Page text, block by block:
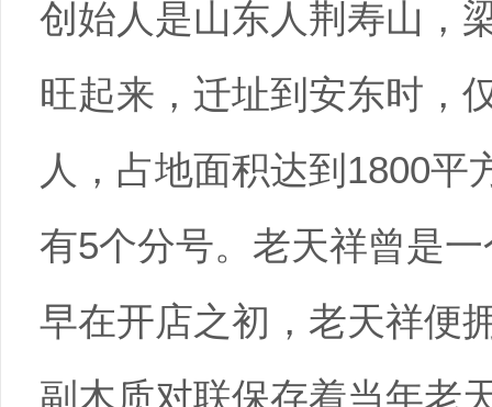
创始人是山东人荆寿山，
旺起来，迁址到安东时，
人，占地面积达到1800平
有5个分号。老天祥曾是
早在开店之初，老天祥便
副木质对联保存着当年